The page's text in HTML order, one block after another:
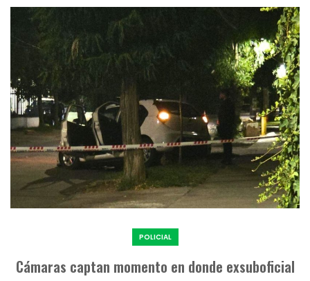
POLICIAL
Cámaras captan momento en donde exsuboficial